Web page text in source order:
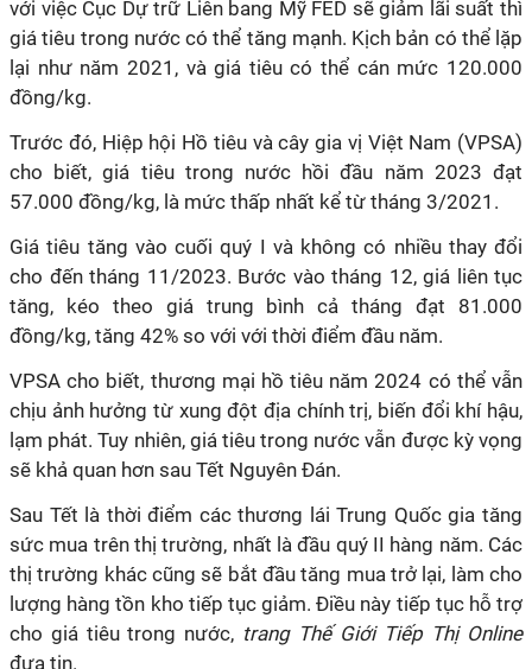
với việc Cục Dự trữ Liên bang Mỹ FED sẽ giảm lãi suất thì
giá tiêu trong nước có thể tăng mạnh. Kịch bản có thể lặp
lại như năm 2021, và giá tiêu có thể cán mức 120.000
đồng/kg.
Trước đó, Hiệp hội Hồ tiêu và cây gia vị Việt Nam (VPSA)
cho biết, giá tiêu trong nước hồi đầu năm 2023 đạt
57.000 đồng/kg, là mức thấp nhất kể từ tháng 3/2021.
Giá tiêu tăng vào cuối quý I và không có nhiều thay đổi
cho đến tháng 11/2023. Bước vào tháng 12, giá liên tục
tăng, kéo theo giá trung bình cả tháng đạt 81.000
đồng/kg, tăng 42% so với với thời điểm đầu năm.
VPSA cho biết, thương mại hồ tiêu năm 2024 có thể vẫn
chịu ảnh hưởng từ xung đột địa chính trị, biến đổi khí hậu,
lạm phát. Tuy nhiên, giá tiêu trong nước vẫn được kỳ vọng
sẽ khả quan hơn sau Tết Nguyên Đán.
Sau Tết là thời điểm các thương lái Trung Quốc gia tăng
sức mua trên thị trường, nhất là đầu quý II hàng năm. Các
thị trường khác cũng sẽ bắt đầu tăng mua trở lại, làm cho
lượng hàng tồn kho tiếp tục giảm. Điều này tiếp tục hỗ trợ
cho giá tiêu trong nước, trang Thế Giới Tiếp Thị Online
đưa tin.